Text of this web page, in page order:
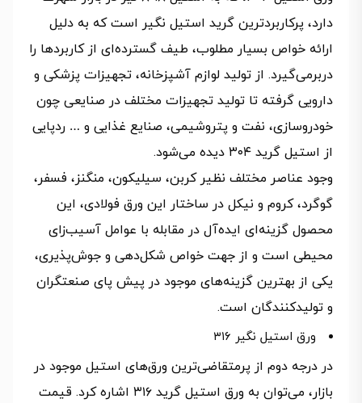
دارد، پرکاربردترین گرید استیل نگیر است که به دلیل
ارائه خواص بسیار مطلوب، طیف گسترده‌ای از کاربردها را
دربرمی‌گیرد. از تولید لوازم آشپزخانه، تجهیزات پزشکی و
دارویی گرفته تا تولید تجهیزات مختلف در صنایعی چون
خودروسازی، نفت و پتروشیمی، صنایع غذایی و … ردپایی
از استیل گرید ۳۰۴ دیده می‌شود.
وجود عناصر مختلف نظیر کربن، سیلیکون، منگنز، فسفر،
گوگرد، کروم و نیکل در ساختار این ورق فولادی، این
محصول گزینه‌ای ایده‌آل در مقابله با عوامل آسیب‌زای
محیطی است و از جهت خواص شکل‌دهی و جوش‌پذیری،
یکی از بهترین گزینه‌های موجود در پیش پای صنعتگران
و تولیدکنندگان است.
ورق استیل نگیر ۳۱۶
در درجه دوم از پرمتقاضی‌ترین ورق‌های استیل موجود در
بازار، می‌توان به ورق استیل گرید ۳۱۶ اشاره کرد. قیمت